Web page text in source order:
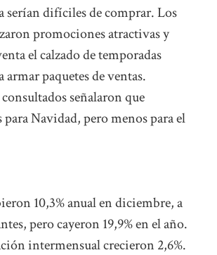
serían difíciles de comprar. Los
promociones atractivas y
el calzado de temporadas
armar paquetes de ventas.
señalaron que
para Navidad, pero menos para el
10,3% anual en diciembre, a
pero cayeron 19,9% en el año.
intermensual crecieron 2,6%.